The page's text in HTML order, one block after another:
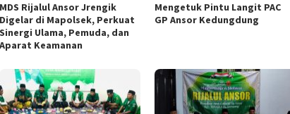
MDS Rijalul Ansor Jrengik
Digelar di Mapolsek, Perkuat
Sinergi Ulama, Pemuda, dan
Aparat Keamanan
Mengetuk Pintu Langit PAC
GP Ansor Kedungdung